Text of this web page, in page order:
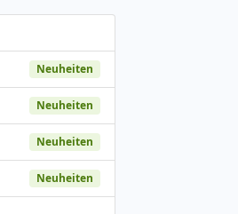
Neuheiten
Neuheiten
Neuheiten
Neuheiten